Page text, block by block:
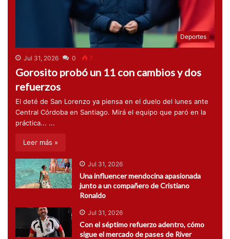
Deportes
Jul 31, 2026 0 7
Gorosito probó un 11 con cambios y dos
refuerzos
El deté de San Lorenzo ya piensa en el duelo del lunes ante
Central Córdoba en Santiago. Mirá el equipo que paró en la
práctica... ...
Leer más »
Jul 31, 2026
Una influencer mendocina apasionada
junto a un compañero de Cristiano
Ronaldo
Jul 31, 2026
Con el séptimo refuerzo adentro, cómo
sigue el mercado de pases de River